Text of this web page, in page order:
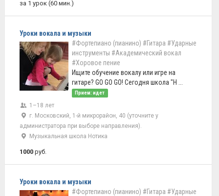
за 1 урок (60 мин.)
Уроки вокала и музыки
#Фортепиано (пианино) #Гитара #Ударные
инструменты #Академический вокал
#Хоровое пение
Ищите обучение вокалу или игре на
гитаре? GO GO GO! Сегодня школа "Н ...
Прием: идет
1–18 лет
г. Московский, 1-й микрорайон, 40 (уточните у
администратора при выборе направления).
Музыкальная школа Нотика
1000 руб.
Уроки вокала и музыки
#Фортепиано (пианино) #Гитара #Ударные